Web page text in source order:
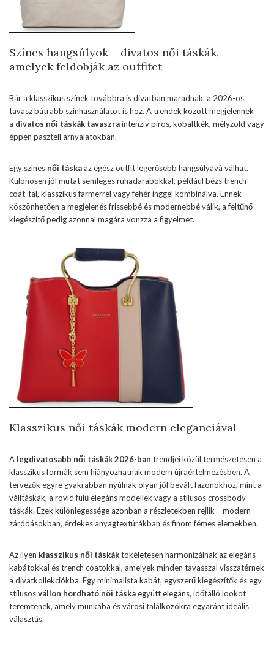
Színes hangsúlyok – divatos női táskák,
amelyek feldobják az outfitet
Bár a klasszikus színek továbbra is divatban maradnak, a 2026-os
tavasz bátrabb színhasználatot is hoz. A trendek között megjelennek
a divatos női táskák tavaszraintenzív piros, kobaltkék, mélyzöld vagy
éppen pasztell árnyalatokban.
Egy színes női táskaaz egész outfit legerősebb hangsúlyává válhat.
Különösen jól mutat semleges ruhadarabokkal, például bézs trench
coat-tal, klasszikus farmerrel vagy fehér inggel kombinálva. Ennek
köszönhetően a megjelenés frissebbé és modernebbé válik, a feltűnő
kiegészítő pedig azonnal magára vonzza a figyelmet.
Klasszikus női táskák modern eleganciával
A legdivatosabb női táskák 2026-ban trendjei közül természetesen a
klasszikus formák sem hiányozhatnak modern újraértelmezésben. A
tervezők egyre gyakrabban nyúlnak olyan jól bevált fazonokhoz, mint a
válltáskák, a rövid fülű elegáns modellek vagy a stílusos crossbody
táskák. Ezek különlegessége azonban a részletekben rejlik – modern
záródásokban, érdekes anyagtextúrákban és finom fémes elemekben.
Az ilyen klasszikus női táskáktökéletesen harmonizálnak az elegáns
kabátokkal és trench coatokkal, amelyek minden tavasszal visszatérnek
a divatkollekciókba. Egy minimalista kabát, egyszerű kiegészítők és egy
stílusosvállon hordható női táskaegyütt elegáns, időtálló lookot
teremtenek, amely munkába és városi találkozókra egyaránt ideális
választás.